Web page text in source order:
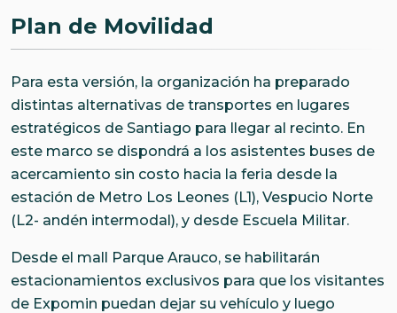
Plan de Movilidad
Para esta versión, la organización ha preparado
distintas alternativas de transportes en lugares
estratégicos de Santiago para llegar al recinto. En
este marco se dispondrá a los asistentes buses de
acercamiento sin costo hacia la feria desde la
estación de Metro Los Leones (L1), Vespucio Norte
(L2- andén intermodal), y desde Escuela Militar.
Desde el mall Parque Arauco, se habilitarán
estacionamientos exclusivos para que los visitantes
de Expomin puedan dejar su vehículo y luego